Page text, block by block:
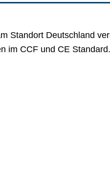
Standort Deutschland
im CCF und CE Standard.